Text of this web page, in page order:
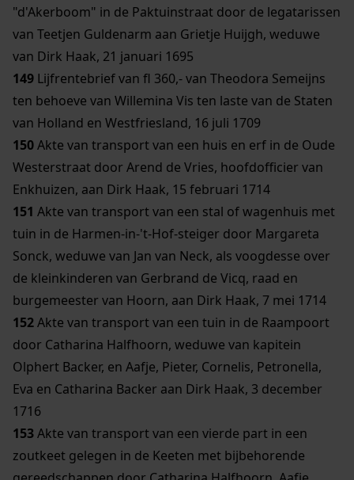
"d'Akerboom" in de Paktuinstraat door de legatarissen
van Teetjen Guldenarm aan Grietje Huijgh, weduwe
van Dirk Haak, 21 januari 1695
149 Lijfrentebrief van fl 360,- van Theodora Semeijns
ten behoeve van Willemina Vis ten laste van de Staten
van Holland en Westfriesland, 16 juli 1709
150Akte van transport van een huis en erf in de Oude
Westerstraat door Arend de Vries, hoofdofficier van
Enkhuizen, aan Dirk Haak, 15 februari 1714
151 Akte van transport van een stal of wagenhuis met
tuin in de Harmen-in-'t-Hof-steiger door Margareta
Sonck, weduwe van Jan van Neck, als voogdesse over
de kleinkinderen van Gerbrand de Vicq, raad en
burgemeester van Hoorn, aan Dirk Haak, 7 mei 1714
152Akte van transport van een tuin in de Raampoort
door Catharina Halfhoorn, weduwe van kapitein
Olphert Backer, en Aafje, Pieter, Cornelis, Petronella,
Eva en Catharina Backer aan Dirk Haak, 3 december
1716
153Akte van transport van een vierde part in een
zoutkeet gelegen in de Keeten met bijbehorende